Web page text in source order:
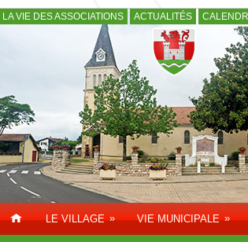
LA VIE DES ASSOCIATIONS ACTUALITÉS
LE VILLAGE » VIE MUNICIPALE »